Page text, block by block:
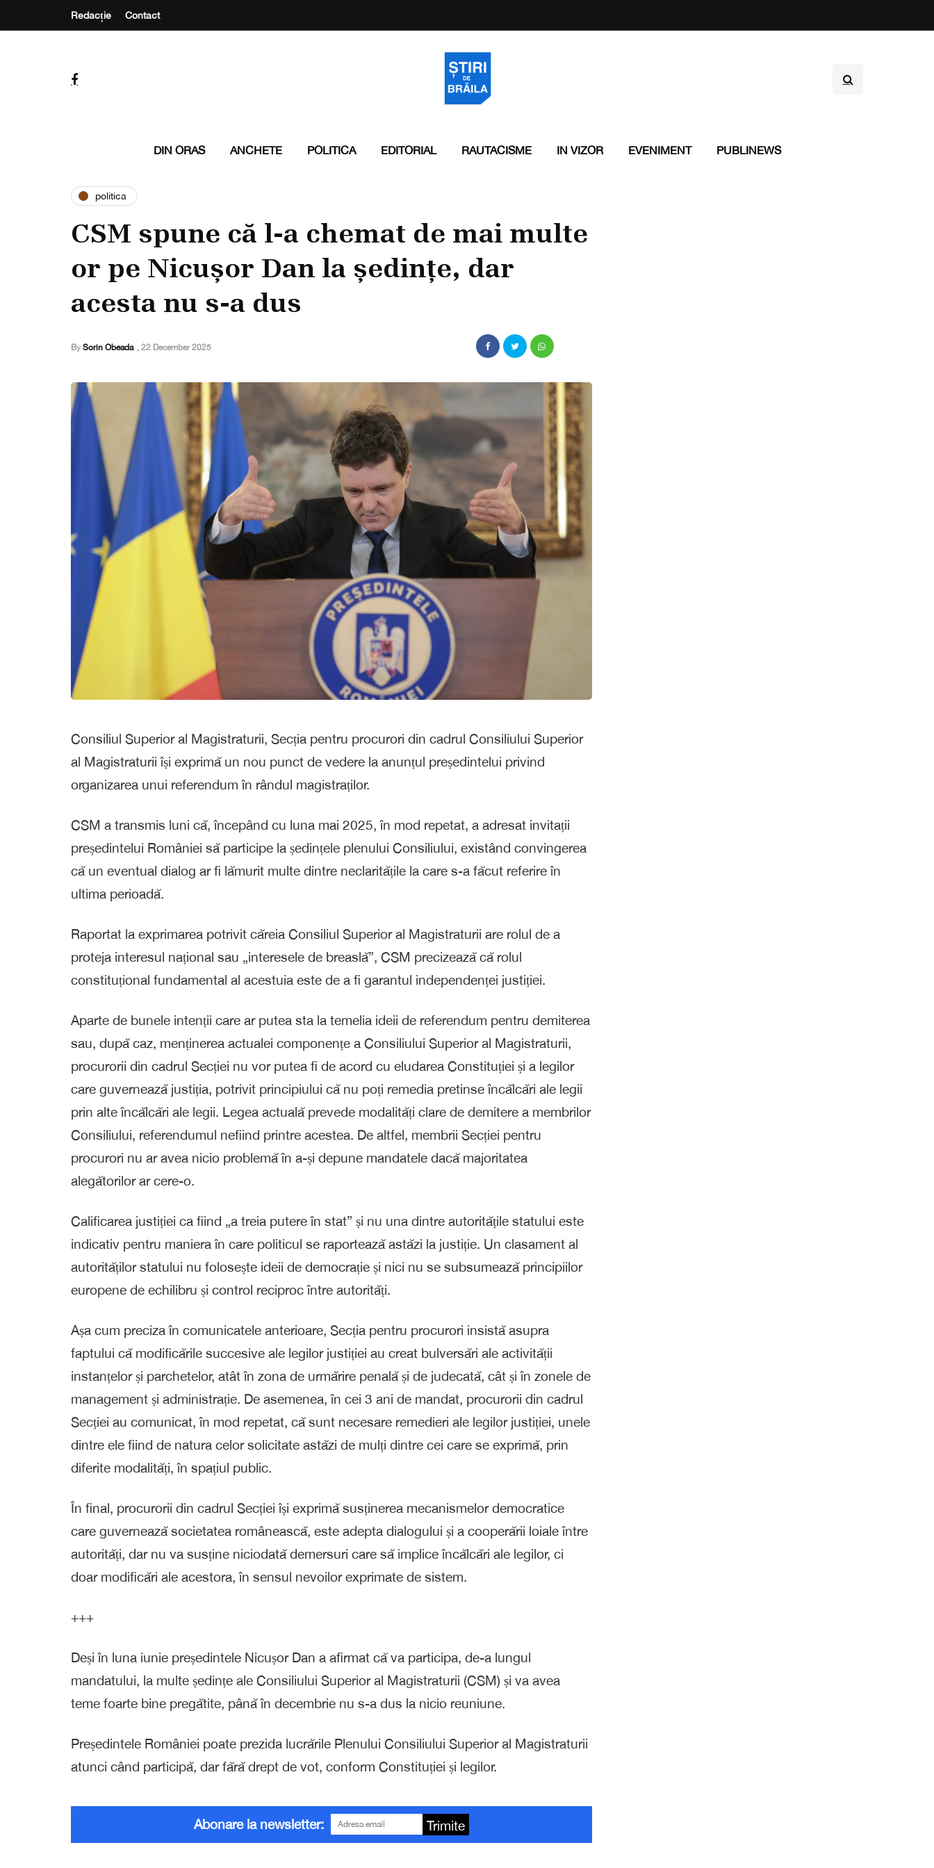
Redacție Contact
DIN ORAS ANCHETE POLITICA EDITORIAL RAUTACISME IN VIZOR EVENIMENT PUBLINEWS
politica
CSM spune că l-a chemat de mai multe
or pe Nicușor Dan la ședințe, dar
acesta nu s-a dus
By Sorin Obeada , 22 December 2025
Consiliul Superior al Magistraturii, Secția pentru procurori din cadrul Consiliului Superior
al Magistraturii își exprimă un nou punct de vedere la anunțul președintelui privind
organizarea unui referendum în rândul magistraților.
CSM a transmis luni că, începând cu luna mai 2025, în mod repetat, a adresat invitații
președintelui României să participe la ședințele plenului Consiliului, existând convingerea
că un eventual dialog ar fi lămurit multe dintre neclaritățile la care s-a făcut referire în
ultima perioadă.
Raportat la exprimarea potrivit căreia Consiliul Superior al Magistraturii are rolul de a
proteja interesul național sau „interesele de breaslă”, CSM precizează că rolul
constituțional fundamental al acestuia este de a fi garantul independenței justiției.
Aparte de bunele intenții care ar putea sta la temelia ideii de referendum pentru demiterea
sau, după caz, menținerea actualei componențe a Consiliului Superior al Magistraturii,
procurorii din cadrul Secției nu vor putea fi de acord cu eludarea Constituției și a legilor
care guvernează justiția, potrivit principiului că nu poți remedia pretinse încălcări ale legii
prin alte încălcări ale legii. Legea actuală prevede modalități clare de demitere a membrilor
Consiliului, referendumul nefiind printre acestea. De altfel, membrii Secției pentru
procurori nu ar avea nicio problemă în a-și depune mandatele dacă majoritatea
alegătorilor ar cere-o.
Calificarea justiției ca fiind „a treia putere în stat” și nu una dintre autoritățile statului este
indicativ pentru maniera în care politicul se raportează astăzi la justiție. Un clasament al
autorităților statului nu folosește ideii de democrație și nici nu se subsumează principiilor
europene de echilibru și control reciproc între autorități.
Așa cum preciza în comunicatele anterioare, Secția pentru procurori insistă asupra
faptului că modificările succesive ale legilor justiției au creat bulversări ale activității
instanțelor și parchetelor, atât în zona de urmărire penală și de judecată, cât și în zonele de
management și administrație. De asemenea, în cei 3 ani de mandat, procurorii din cadrul
Secției au comunicat, în mod repetat, că sunt necesare remedieri ale legilor justiției, unele
dintre ele fiind de natura celor solicitate astăzi de mulți dintre cei care se exprimă, prin
diferite modalități, în spațiul public.
În final, procurorii din cadrul Secției își exprimă susținerea mecanismelor democratice
care guvernează societatea românească, este adepta dialogului și a cooperării loiale între
autorități, dar nu va susține niciodată demersuri care să implice încălcări ale legilor, ci
doar modificări ale acestora, în sensul nevoilor exprimate de sistem.
+++
Deși în luna iunie președintele Nicușor Dan a afirmat că va participa, de-a lungul
mandatului, la multe ședințe ale Consiliului Superior al Magistraturii (CSM) și va avea
teme foarte bine pregătite, până în decembrie nu s-a dus la nicio reuniune.
Președintele României poate prezida lucrările Plenului Consiliului Superior al Magistraturii
atunci când participă, dar fără drept de vot, conform Constituției și legilor.
Abonare la newsletter: Trimite